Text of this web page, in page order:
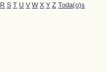
R S T U V W X Y Z Toda(o)s